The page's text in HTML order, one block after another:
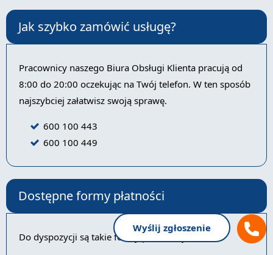
Jak szybko zamówić usługę?
Pracownicy naszego Biura Obsługi Klienta pracują od
8:00 do 20:00 oczekując na Twój telefon. W ten sposób
najszybciej załatwisz swoją sprawę.
600 100 443
600 100 449
Dostępne formy płatności
Do dyspozycji są takie formy płatności jak:
Wyślij zgłoszenie